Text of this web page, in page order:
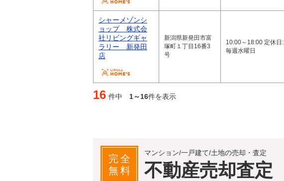
シャーメゾンシ
ョップ 株式会
社リビングギャ
ラリー 新発田
店
新潟県新発田市富
塚町１丁目16番3
号
10:00～18:00 定休日:
毎週水曜日
16 件中 1～16件を表示
完全
無料
マンション/一戸建て/土地の売却・査定
不動産売却査定